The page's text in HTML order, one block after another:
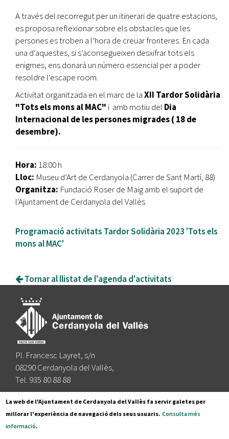
A través del recorregut per un itinerari de quatre estacions,
es proposa reflexionar sobre els obstacles que les
persones es troben a l’hora de creuar fronteres. En cada
una d’aquestes, si s’aconsegueixen desxifrar tots els
enigmes, ens donarà un número essencial per a poder
resoldre l’escape room.
Activitat organitzada en el marc de laXII Tardor Solidària
"Tots els mons al MAC" i amb motiu del Dia
Internacional de les persones migrades ( 18 de
desembre).
Hora: 18:00 h
Lloc: Museu d’Art de Cerdanyola (Carrer de Sant Martí, 88)
Organitza: Fundació Roser de Maig amb el suport de
l'Ajuntament de Cerdanyola del Vallès
Programació activitats Tardor Solidària 2023 'Tots els
mons al MAC'
Tornar al llistat de l'agenda d'activitats
Pl. Francesc Layret, s/n
08290 Cerdanyola del Vallès,
Tel. 935 80 88 88
Segueix-nos a:
La web de l'Ajuntament de Cerdanyola del Vallès fa servir galetes per
millorar l'experiència de navegació dels seus usuaris. Consulta més
informació.